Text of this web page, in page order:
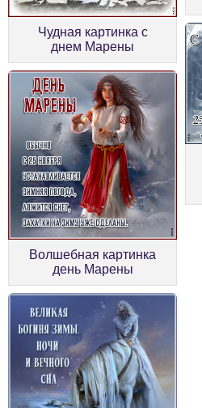
Чудная картинка с
днем Марены
Волшебная картинка
день Марены